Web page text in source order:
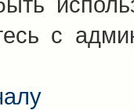
с